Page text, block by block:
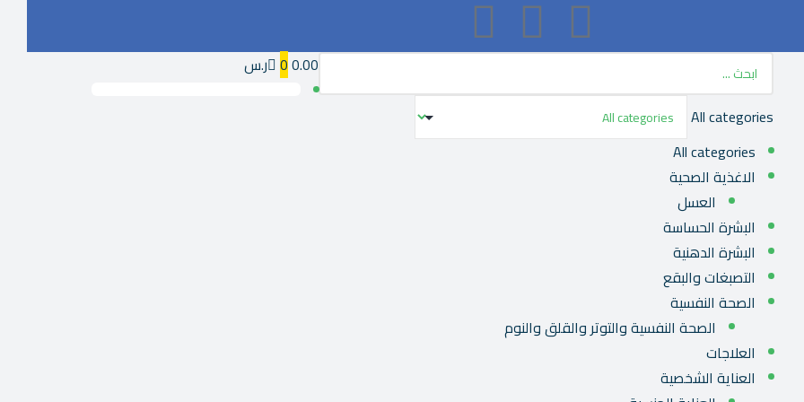
All categories
All categories
الاغذية الصحية
العسل
البشرة الحساسة
البشرة الدهنية
التصبغات والبقع
الصحة النفسية
الصحة النفسية والتوتر والقلق والنوم
العلاجات
العناية الشخصية
00.00ر.س